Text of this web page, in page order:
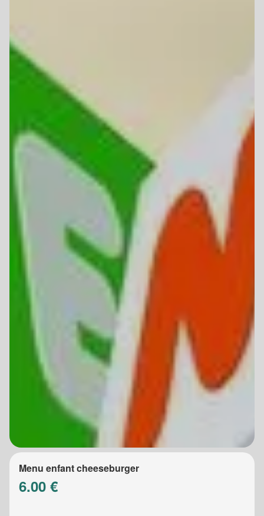
Menu enfant cheeseburger
6.00 €